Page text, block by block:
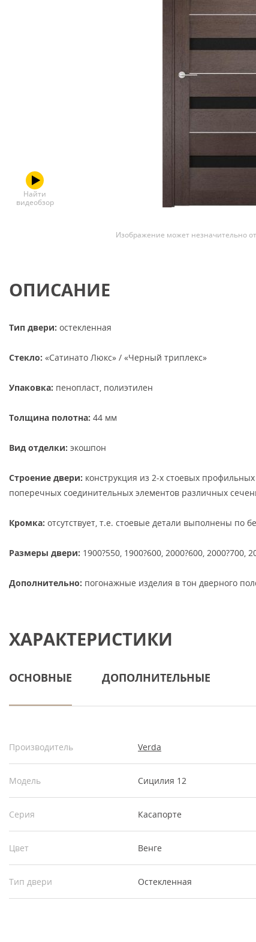
Найти
видеобзор
Изображение может незначительно
ОПИСАНИЕ
Тип двери: остекленная
Стекло: «Сатинато Люкс» / «Черный триплекс»
Упаковка: пенопласт, полиэтилен
Толщина полотна: 44 мм
Вид отделки: экошпон
Строение двери: конструкция из 2-х стоевых
поперечных соединительных элементов различных
Кромка: отсутствует, т.е. стоевые детали выполнены по
Размеры двери: 1900?550, 1900?600, 2000?600, 2000?700,
Дополнительно: погонажные изделия в тон дверного
ХАРАКТЕРИСТИКИ
ОСНОВНЫЕ ДОПОЛНИТЕЛЬНЫЕ
Производитель Verda
Модель Сицилия 12
Серия Касапорте
Цвет Венге
Тип двери Остекленная